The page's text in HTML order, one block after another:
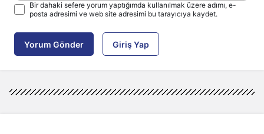
Bir dahaki sefere yorum yaptığımda kullanılmak üzere adımı, e-
posta adresimi ve web site adresimi bu tarayıcıya kaydet.
Yorum Gönder Giriş Yap